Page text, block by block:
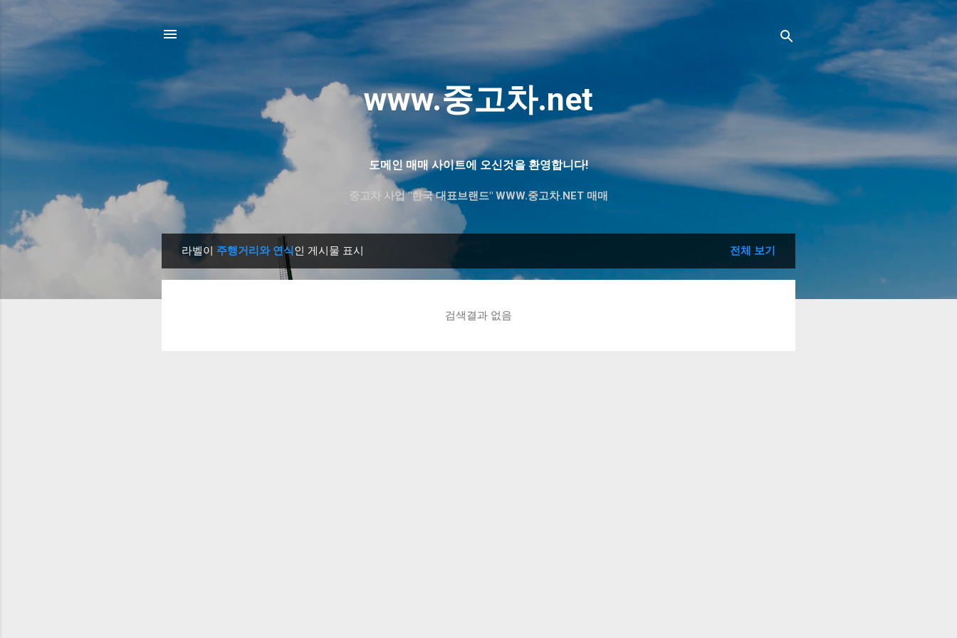
www.중고차.net
도메인 매매 사이트에 오신것을 환영합니다!
중고차 사업 "한국 대표브랜드" WWW.중고차.NET 매매
라벨이 주행거리와 연식인 게시물 표시 전체 보기
검색결과 없음